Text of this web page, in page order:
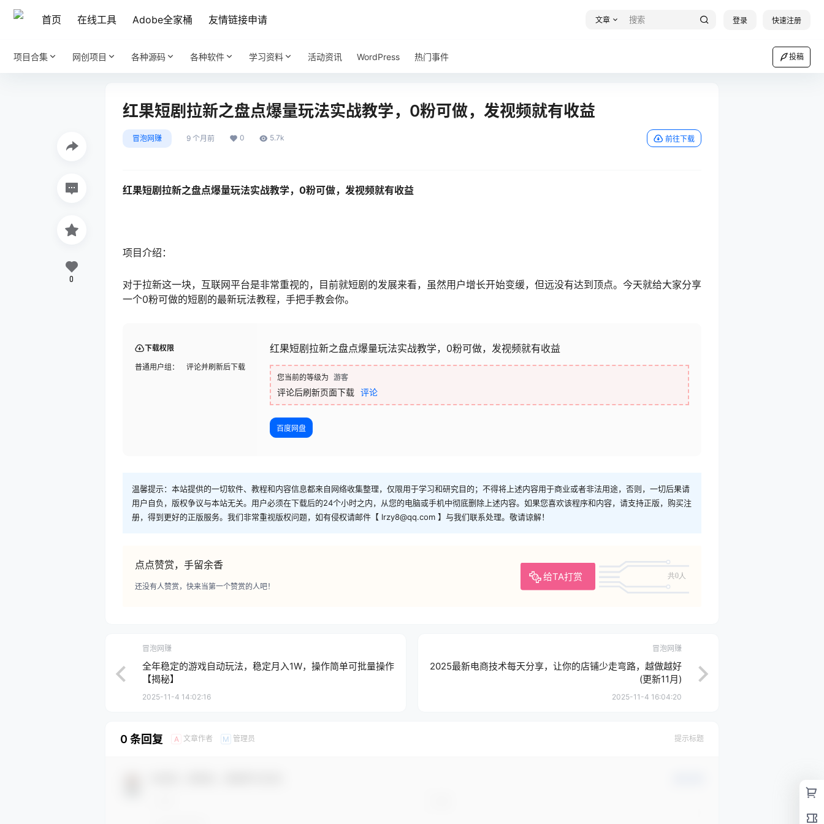
首页 在线工具 Adobe全家桶 友情链接申请 文章 登录 快速注册
项目合集 网创项目 各种源码 各种软件 学习资料 活动资讯 WordPress 热门事件 投稿
红果短剧拉新之盘点爆量玩法实战教学，0粉可做，发视频就有收益
冒泡网赚 9 个月前 0 5.7k 前往下载
红果短剧拉新之盘点爆量玩法实战教学，0粉可做，发视频就有收益
项目介绍：
对于拉新这一块，互联网平台是非常重视的，目前就短剧的发展来看，虽然用户增长开始变缓，但远没有达到顶点。今天就给大家分享
一个0粉可做的短剧的最新玩法教程，手把手教会你。
下载权限
普通用户组： 评论并刷新后下载
红果短剧拉新之盘点爆量玩法实战教学，0粉可做，发视频就有收益
您当前的等级为 游客
评论后刷新页面下载 评论
百度网盘
温馨提示：本站提供的一切软件、教程和内容信息都来自网络收集整理，仅限用于学习和研究目的；不得将上述内容用于商业或者非法用途，否则，一切后果请
用户自负，版权争议与本站无关。用户必须在下载后的24个小时之内，从您的电脑或手机中彻底删除上述内容。如果您喜欢该程序和内容，请支持正版，购买注
册，得到更好的正版服务。我们非常重视版权问题，如有侵权请邮件【 lrzy8@qq.com 】与我们联系处理。敬请谅解！
点点赞赏，手留余香
给TA打赏 共0人
还没有人赞赏，快来当第一个赞赏的人吧！
0
冒泡网赚
全年稳定的游戏自动玩法，稳定月入1W，操作简单可批量操作
【揭秘】
2025-11-4 14:02:16
冒泡网赚
2025最新电商技术每天分享，让你的店铺少走弯路，越做越好
(更新11月)
2025-11-4 16:04:20
0 条回复 A 文章作者 M 管理员 提示标题